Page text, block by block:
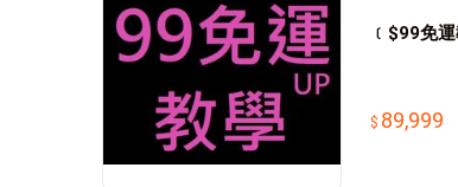
4. (X個一拍)=下標數量１，會出X個
﹝$99免
89,999